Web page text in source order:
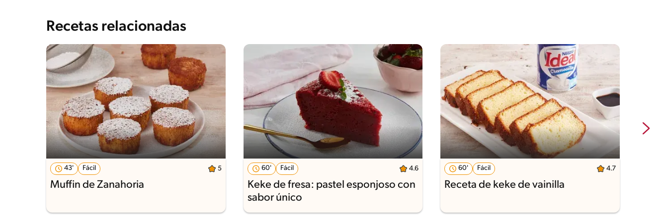
Recetas relacionadas
43' Fácil 5
Muffin de Zanahoria
60' Fácil 4.6
Keke de fresa: pastel esponjoso con
sabor único
60' Fácil 4.7
Receta de keke de vainilla